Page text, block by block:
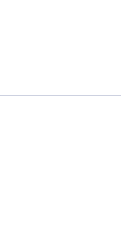
Alveolit ve Tedavisi